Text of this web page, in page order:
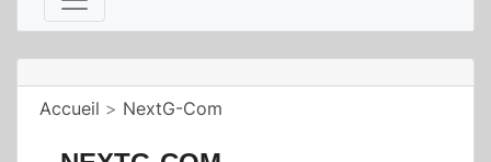
Accueil > NextG-Com